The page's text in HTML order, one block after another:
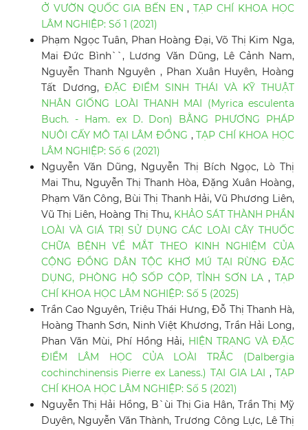
Ở VƯỜN QUỐC GIA BẾN EN,TẠP CHÍ KHOA HỌC
LÂM NGHIỆP: Số 1 (2021)
Phạm Ngọc Tuân, Phan Hoàng Đại, Võ Thị Kim Nga,
Mai Đức Bình``, Lương Văn Dũng, Lê Cảnh Nam,
Nguyễn Thanh Nguyên , Phan Xuân Huyên, Hoàng
Tất Dương,ĐẶC ĐIỂM SINH THÁI VÀ KỸ THUẬT
NHÂN GIỐNG LOÀI THANH MAI (Myrica esculenta
Buch. - Ham. ex D. Don) BẰNG PHƯƠNG PHÁP
NUÔI CẤY MÔ TẠI LÂM ĐỒNG ,TẠP CHÍ KHOA HỌC
LÂM NGHIỆP: Số 6 (2021)
Nguyễn Văn Dũng, Nguyễn Thị Bích Ngọc, Lò Thị
Mai Thu, Nguyễn Thị Thanh Hòa, Đặng Xuân Hoàng,
Phạm Văn Công, Bùi Thị Thanh Hải, Vũ Phương Liên,
Vũ Thị Liên, Hoàng Thị Thu, KHẢO SÁT THÀNH PHẦN
LOÀI VÀ GIÁ TRỊ SỬ DỤNG CÁC LOÀI CÂY THUỐC
CHỮA BỆNH VỀ MẮT THEO KINH NGHIỆM CỦA
CỘNG ĐỒNG DÂN TỘC KHƠ MÚ TẠI RỪNG ĐẶC
DỤNG, PHÒNG HỘ SỐP CỘP, TỈNH SƠN LA,TẠP
CHÍ KHOA HỌC LÂM NGHIỆP: Số 5 (2025)
Trần Cao Nguyên, Triệu Thái Hưng, Đỗ Thị Thanh Hà,
Hoàng Thanh Sơn, Ninh Việt Khương, Trần Hải Long,
Phan Văn Mùi, Phí Hồng Hải, HIỆN TRẠNG VÀ ĐẶC
ĐIỂM LÂM HỌC CỦA LOÀI TRẮC (Dalbergia
cochinchinensis Pierre ex Laness.) TẠI GIA LAI ,TẠP
CHÍ KHOA HỌC LÂM NGHIỆP: Số 5 (2021)
Nguyễn Thị Hải Hồng, B`ùi Thị Gia Hân, Trần Thị Mỹ
Duyên, Nguyễn Văn Thành, Trương Công Lực, Lê Thị